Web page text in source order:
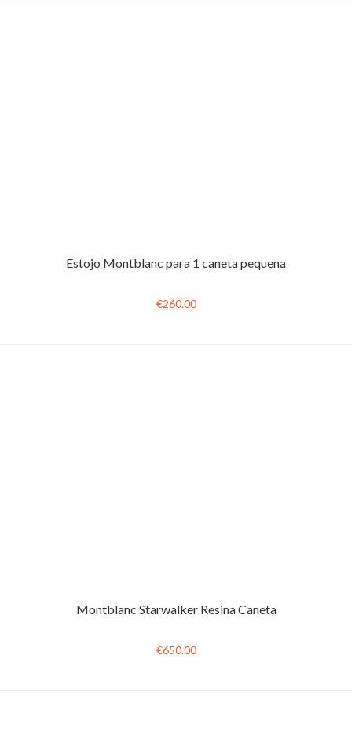
Estojo Montblanc para 1 caneta pequena
€260.00
Montblanc Starwalker Resina Caneta
€650.00